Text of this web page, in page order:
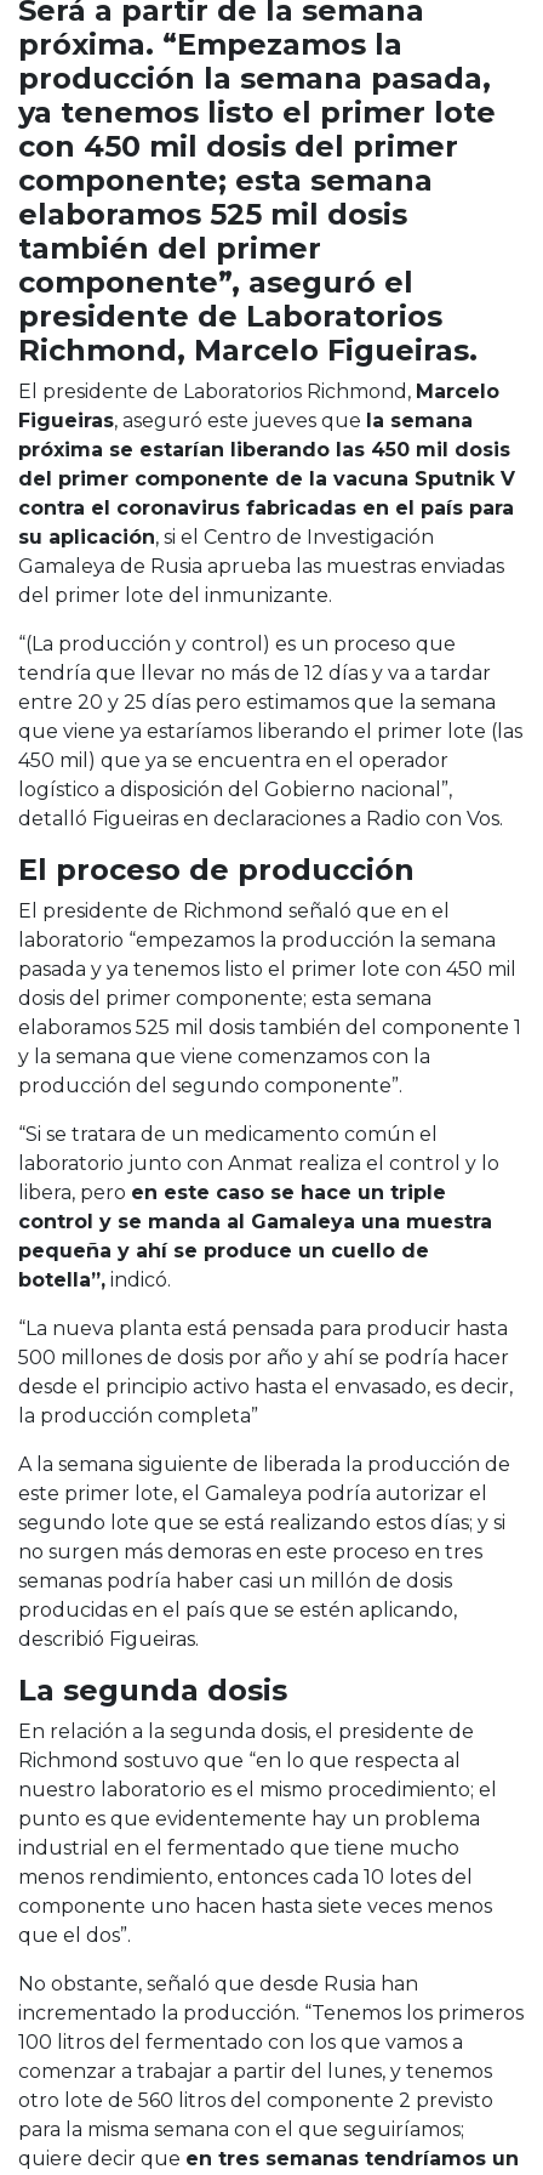
Cruz del Eje
Corredor de Ansenuza
La Carlota y zona
Laboulaye y sur
Bell Ville
Río Tercero
Despeñaderos
Será a partir de la semana
próxima. “Empezamos la
producción la semana pasada,
ya tenemos listo el primer lote
con 450 mil dosis del primer
componente; esta semana
elaboramos 525 mil dosis
también del primer
componente”, aseguró el
presidente de Laboratorios
Richmond, Marcelo Figueiras.
El presidente de Laboratorios Richmond, Marcelo
Figueiras, aseguró este jueves que la semana
próxima se estarían liberando las 450 mil dosis
del primer componente de la vacuna Sputnik V
contra el coronavirus fabricadas en el país para
su aplicación, si el Centro de Investigación
Gamaleya de Rusia aprueba las muestras enviadas
del primer lote del inmunizante.
“(La producción y control) es un proceso que
tendría que llevar no más de 12 días y va a tardar
entre 20 y 25 días pero estimamos que la semana
que viene ya estaríamos liberando el primer lote (las
450 mil) que ya se encuentra en el operador
logístico a disposición del Gobierno nacional”,
detalló Figueiras en declaraciones a Radio con Vos.
El proceso de producción
El presidente de Richmond señaló que en el
laboratorio “empezamos la producción la semana
pasada y ya tenemos listo el primer lote con 450 mil
dosis del primer componente; esta semana
elaboramos 525 mil dosis también del componente 1
y la semana que viene comenzamos con la
producción del segundo componente”.
“Si se tratara de un medicamento común el
laboratorio junto con Anmat realiza el control y lo
libera, pero en este caso se hace un triple
control y se manda al Gamaleya una muestra
pequeña y ahí se produce un cuello de
botella”, indicó.
“La nueva planta está pensada para producir hasta
500 millones de dosis por año y ahí se podría hacer
desde el principio activo hasta el envasado, es decir,
la producción completa”
A la semana siguiente de liberada la producción de
este primer lote, el Gamaleya podría autorizar el
segundo lote que se está realizando estos días; y si
no surgen más demoras en este proceso en tres
semanas podría haber casi un millón de dosis
producidas en el país que se estén aplicando,
describió Figueiras.
La segunda dosis
En relación a la segunda dosis, el presidente de
Richmond sostuvo que “en lo que respecta al
nuestro laboratorio es el mismo procedimiento; el
punto es que evidentemente hay un problema
industrial en el fermentado que tiene mucho
menos rendimiento, entonces cada 10 lotes del
componente uno hacen hasta siete veces menos
que el dos”.
No obstante, señaló que desde Rusia han
incrementado la producción. “Tenemos los primeros
100 litros del fermentado con los que vamos a
comenzar a trabajar a partir del lunes, y tenemos
otro lote de 560 litros del componente 2 previsto
para la misma semana con el que seguiríamos;
quiere decir que en tres semanas tendríamos un